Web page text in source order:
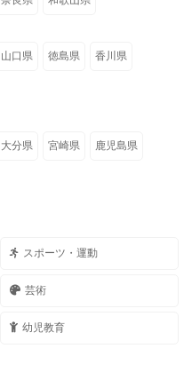
山口県 徳島県 香川県
大分県 宮崎県 鹿児島県
スポーツ・運動
芸術
幼児教育